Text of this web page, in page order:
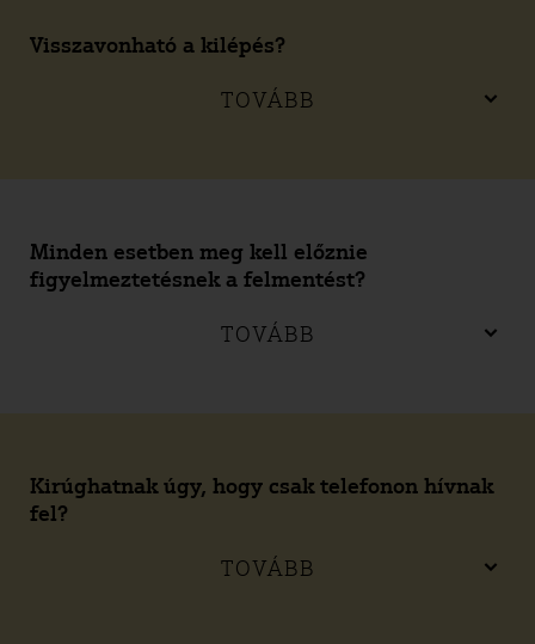
Visszavonható a kilépés?
TOVÁBB
Minden esetben meg kell előznie
figyelmeztetésnek a felmentést?
TOVÁBB
Kirúghatnak úgy, hogy csak telefonon hívnak
fel?
TOVÁBB